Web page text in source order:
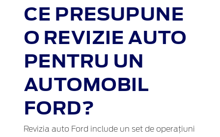
CE PRESUPUNE
O REVIZIE AUTO
PENTRU UN
AUTOMOBIL
FORD?
Revizia auto Ford include un set de operațiuni